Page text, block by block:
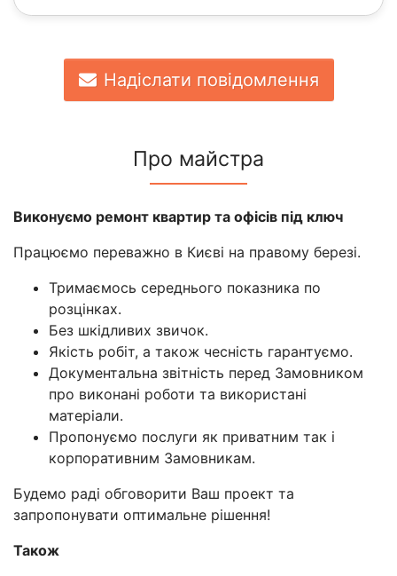
Надіслати повідомлення
Про майстра
Виконуємо ремонт квартир та офісів під ключ
Працюємо переважно в Києві на правому березі.
Тримаємось середнього показника по
розцінках.
Без шкідливих звичок.
Якість робіт, а також чесність гарантуємо.
Документальна звітність перед Замовником
про виконані роботи та використані
матеріали.
Пропонуємо послуги як приватним так і
корпоративним Замовникам.
Будемо раді обговорити Ваш проект та
запропонувати оптимальне рішення!
Також